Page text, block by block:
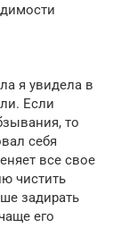
я увидела в
Если
то
себя
все свое
чистить
задирать
его